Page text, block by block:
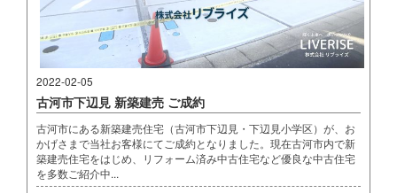
2022-02-05
古河市下辺見 新築建売 ご成約
古河市にある新築建売住宅（古河市下辺見・下辺見小学区）が、お
かげさまで当社お客様にてご成約となりました。現在古河市内で新
築建売住宅をはじめ、リフォーム済み中古住宅など優良な中古住宅
を多数ご紹介中...